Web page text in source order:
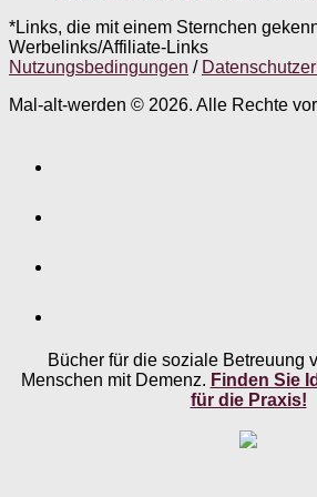
*Links, die mit einem Sternchen
Werbelinks/Affiliate-Links
Nutzungsbedingungen /
Mal-alt-werden © 2026. Alle Rechte
Bücher für die soziale Betreuung
Menschen mit Demenz. Finden Sie
für die Praxis!